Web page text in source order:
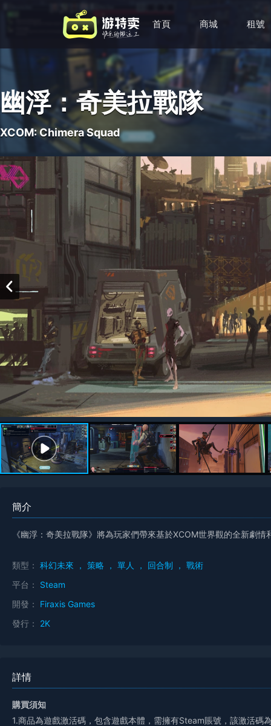
首頁 商城 租號
幽浮：奇美拉戰隊
XCOM: Chimera Squad
簡介
《幽浮：奇美拉戰隊》將為玩家們帶來基於XCOM世界觀的全新劇
類型： 科幻未來 ， 策略 ， 單人 ， 回合制 ， 戰術
平台： Steam
開發： Firaxis Games
發行： 2K
詳情
購買須知
1.商品為遊戲激活碼，包含遊戲本體，需擁有Steam賬號，該激活碼